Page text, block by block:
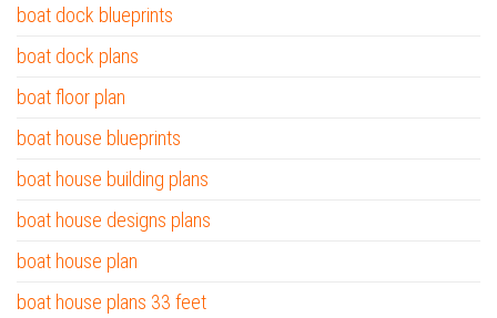
boat dock blueprints
boat dock plans
boat floor plan
boat house blueprints
boat house building plans
boat house designs plans
boat house plan
boat house plans 33 feet